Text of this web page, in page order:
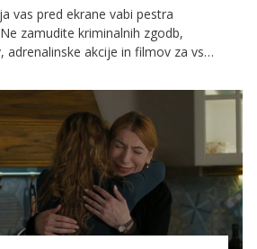
vas pred ekrane vabi pestra
zamudite kriminalnih zgodb,
adrenalinske akcije in filmov za vso